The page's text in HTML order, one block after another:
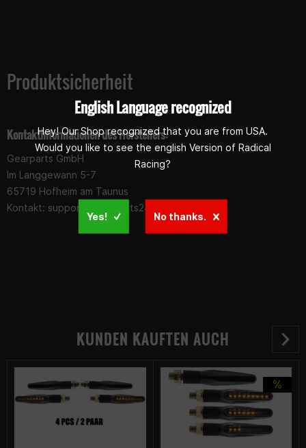
Produktsicherheit
Kontaktinformationen des Herstellers:
Gearparts GmbH
Im Langgewann 5-7
65719 Hofheim am Taunus
Kontakt: support@gearparts24.de
KUNDEN KAUFTEN AUCH
English Language recognized
Hey! Our Shop recognized that you are from USA.
Would you like to see the english Version of Radical
Racing?
Yes! No thanks.